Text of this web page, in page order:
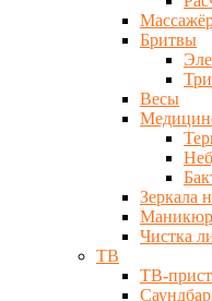
Бритвы
Весы
Зеркала
Чистка
ТВ
ТВ-